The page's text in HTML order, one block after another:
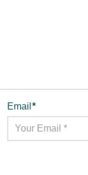
Email*